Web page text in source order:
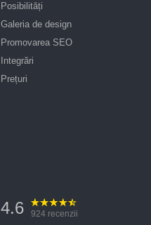
Posibilități
Galeria de design
Promovarea SEO
Integrări
Prețuri
4.6 924 recenzii